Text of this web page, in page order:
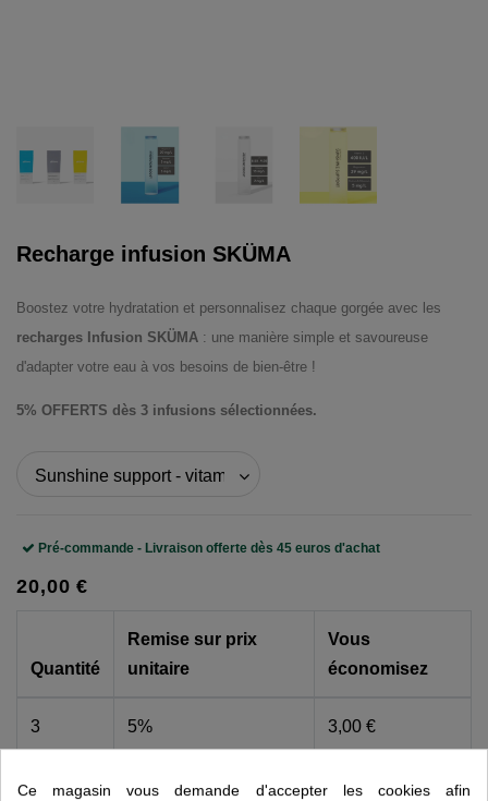
Recharge infusion SKÜMA
Boostez votre hydratation et personnalisez chaque gorgée avec les
recharges Infusion SKÜMA : une manière simple et savoureuse
d'adapter votre eau à vos besoins de bien-être !
5% OFFERTS dès 3 infusions sélectionnées.
Pré-commande - Livraison offerte dès 45 euros d'achat
20,00 €
Quantité
Remise sur prix
unitaire
Vous
économisez
3 5% 3,00 €
Ce magasin vous demande d'accepter les cookies afin